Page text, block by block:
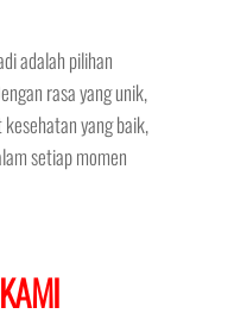
adalah pilihan
rasa yang unik,
yang baik,
setiap momen